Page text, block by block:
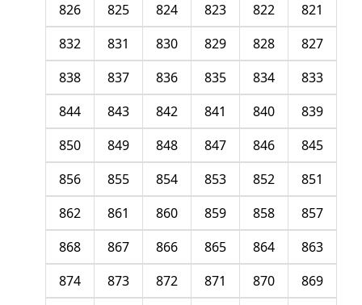
821
822
823
824
825
826
827
828
829
830
831
832
833
834
835
836
837
838
839
840
841
842
843
844
845
846
847
848
849
850
851
852
853
854
855
856
857
858
859
860
861
862
863
864
865
866
867
868
869
870
871
872
873
874